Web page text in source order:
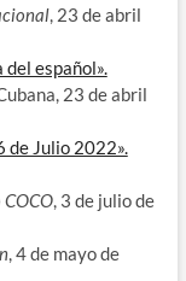
, 23 de abril
español».
23 de abril
de Julio 2022».
COCO, 3 de julio de
, 4 de mayo de